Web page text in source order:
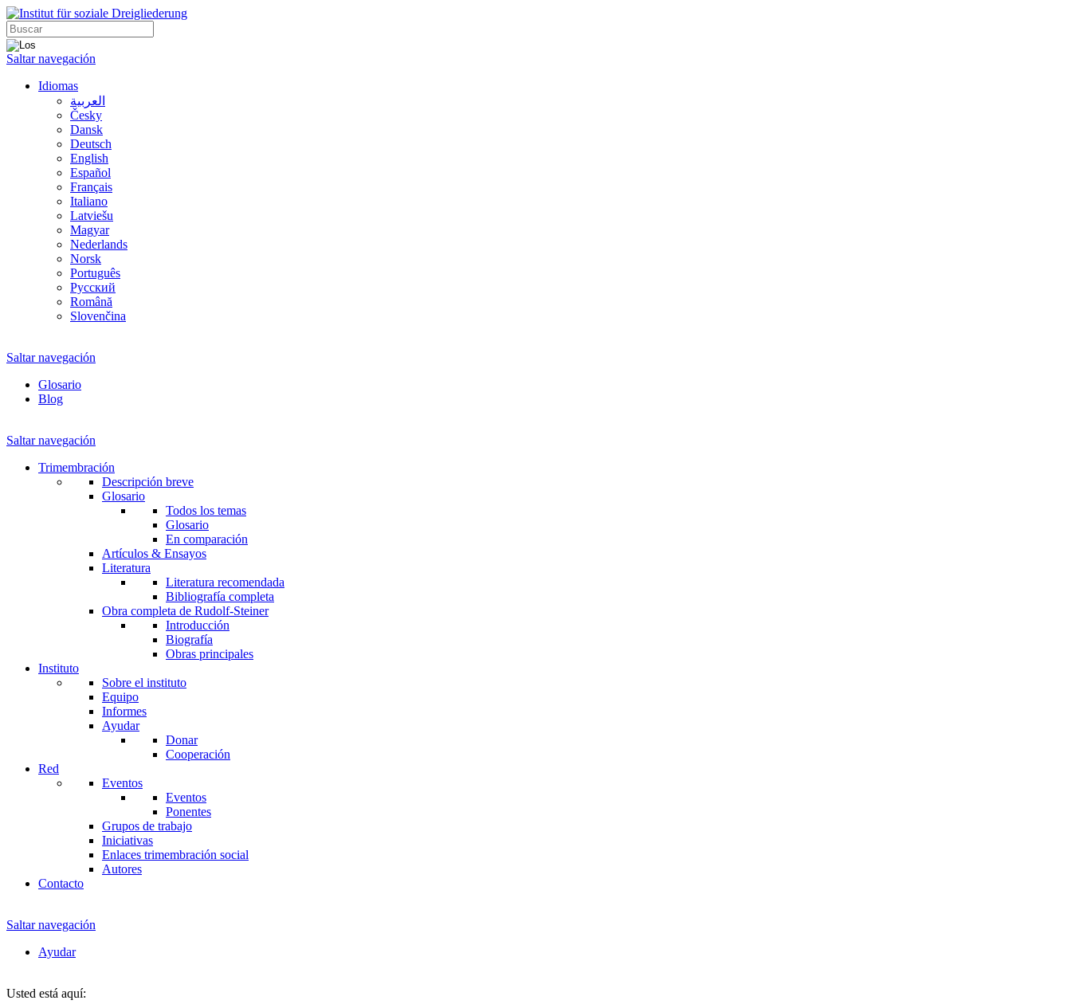
Saltar navegación
Idiomas
العربية
Česky
Dansk
Deutsch
English
Español
Français
Italiano
Latviešu
Magyar
Nederlands
Norsk
Português
Русский
Română
Slovenčina
Saltar navegación
Glosario
Blog
Saltar navegación
Trimembración
Descripción breve
Glosario
Todos los temas
Glosario
En comparación
Artículos & Ensayos
Literatura
Literatura recomendada
Bibliografía completa
Obra completa de Rudolf-Steiner
Introducción
Biografía
Obras principales
Instituto
Sobre el instituto
Equipo
Informes
Ayudar
Donar
Cooperación
Red
Eventos
Eventos
Ponentes
Grupos de trabajo
Iniciativas
Enlaces trimembración social
Autores
Contacto
Saltar navegación
Ayudar
Usted está aquí: